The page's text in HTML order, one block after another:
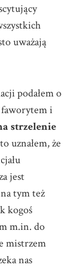
uważają
podałem o
i
strzelenie
uznałem, że
jest
tym też
kogoś
m.in. do
mistrzem
nas